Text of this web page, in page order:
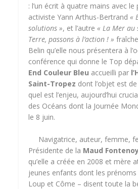
: l’un écrit à quatre mains avec
activiste Yann Arthus-Bertrand«
solutions », et l’autre« La Mer au
Terre, passons à l’action ! »
Belin qu’elle nous présentera à
conférence qui donne le Top
End Couleur Bleu accueilli par
Saint-Tropez dont l’objet est
quel est l’enjeu, aujourd’hui
des Océans dont la Journée
le 8 juin.
Navigatrice, auteur, femme,
Présidente de la Maud
qu’elle a créée en 2008 et mère
jeunes enfants dont les
Loup et Côme – disent toute la